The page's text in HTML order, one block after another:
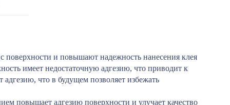
поверхности и повышают надежность нанесения клея
имеет недостаточную адгезию, что приводит к
что в будущем позволяет избежать
повышает адгезию поверхности и улучает качество